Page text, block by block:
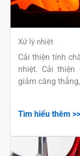
Xử lý nhiệt
Cải thiện tính
nhiệt. Cải
giảm căng
Tìm hiểu thêm >>